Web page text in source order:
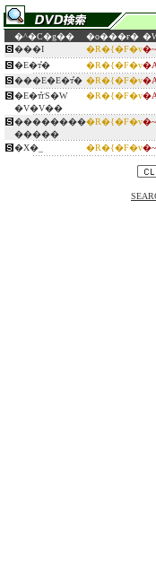
�^�C�g�� �o���ғ�
���I
�R�{�F�v
�E�т̎�
�R�{�F�v
���E�E�т̎� �R�{�F�v
�E�т̎ґS�W
�V�V��
�R�{�F�v
��������
�����
�R�{�F�v
�X�_ �R�{�F�v